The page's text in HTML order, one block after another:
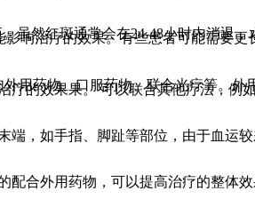
虽然红斑通常会在24-48小时内消退，
响治疗的效果。有些患者可能需要更
用药物、口服药物、联合光疗等。外
疗的效果果。 可以联合其他疗法，例
端，如手指、脚趾等部位，由于血运
配合外用药物，可以提高治疗的整体